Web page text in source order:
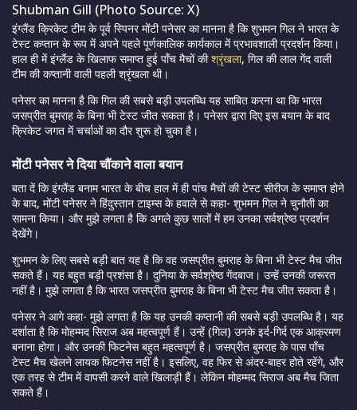
Shubman Gill (Photo Source: X)
इंग्लैंड क्रिकेट टीम के पूर्व स्पिनर मोंटी पनेसर का मानना है कि शुभमन गिल ने भारत के
टेस्ट कप्तान के रूप में अपने पहले पूर्णकालिक कार्यकाल में प्रभावशाली प्रदर्शन किया।
हाल ही में इंग्लैंड के खिलाफ समाप्त हुई पाँच मैचों कीश्रृंखला, गिल की लाल गेंद वाली
टीम की कप्तानी वाली पहली श्रृंखला थी।
पनेसर का मानना है कि गिल की सबसे बड़ी उपलब्धि यह साबित करना था कि भारत
जसप्रीत बुमराह के बिना भी टेस्ट जीत सकता है। पनेसर द्वारा दिए इस बयान के बाद
क्रिकेट जगत में चर्चाओं का दौर शुरू हो चुका है।
मोंटी पनेसर ने दिया चौंकाने वाला बयान
बता दें कि इंग्लैंड बनाम भारत के बीच हाल में ही पांच मैचों की टेस्ट सीरीज के समाप्त होने
के बाद, मोंटी पनेसर ने हिंदुस्तान टाइम्स के हवाले से कहा- शुभमन गिल ने चुनौती का
सामना किया। और मुझे लगता है कि अगले कुछ सालों में हम उनका सर्वश्रेष्ठ प्रदर्शन
देखेंगे।
शुभमन के लिए सबसे बड़ी बात यह है कि वह जसप्रीत बुमराह के बिना भी टेस्ट मैच जीत
सकते हैं। यह बहुत बड़ी प्रशंसा है। दुनिया के सर्वश्रेष्ठ गेंदबाज। उन्हें उनकी जरूरत
नहीं है। मुझे लगता है कि भारत जसप्रीत बुमराह के बिना भी टेस्ट मैच जीत सकता है।
पनेसर ने आगे कहा- मुझे लगता है कि यह उनकी कप्तानी की सबसे बड़ी उपलब्धि है। यह
दर्शाता है कि मोहम्मद सिराज अब महत्वपूर्ण हैं। उन्हें (गिल) उनके इर्द-गिर्द एक आक्रमण
बनाना होगा। और उनकी फिटनेस बहुत महत्वपूर्ण है। जसप्रीत बुमराह के पास पाँच
टेस्ट मैच खेलने लायक फिटनेस नहीं है। इसलिए, वह फिर से अंदर-बाहर होते रहेंगे, और
एक तरह से टीम में वापसी करने वाले खिलाड़ी हैं। लेकिन मोहम्मद सिराज अब मैच जिता
सकते हैं।